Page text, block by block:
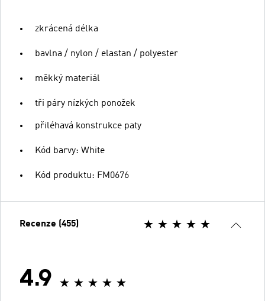
zkrácená délka
bavlna / nylon / elastan / polyester
měkký materiál
tři páry nízkých ponožek
přiléhavá konstrukce paty
Kód barvy: White
Kód produktu: FM0676
Recenze (455)
4.9